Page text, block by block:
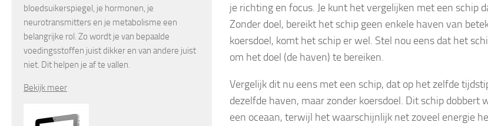
je richting en focus. Je kunt het vergelijken met een schip
Zonder doel, bereikt het schip geen enkele haven van
koersdoel, komt het schip er wel. Stel nou eens dat het
om het doel (de haven) te bereiken.
Vergelijk dit nu eens met een schip, dat op het zelfde
dezelfde haven, maar zonder koersdoel. Dit schip dobbert
een oceaan, terwijl het waarschijnlijk net zoveel energie
bloedsuikerspiegel, je hormonen, je
neurotransmitters en je metabolisme een
belangrijke rol. Zo wordt je van bepaalde
voedingsstoffen juist dikker en van andere juist
niet. Dit helpen je af te vallen.
Bekijk meer